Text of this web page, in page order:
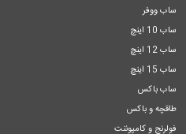
ساب ووفر
ساب 10 اینچ
ساب 12 اینچ
ساب 15 اینچ
ساب باکس
طاقچه و باکس
فولرنج و کامپوننت